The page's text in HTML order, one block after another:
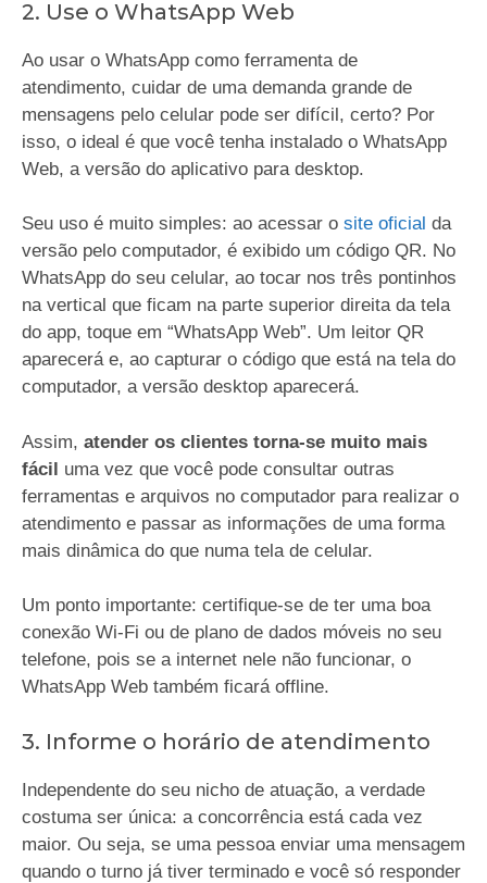
2. Use o WhatsApp Web
Ao usar o WhatsApp como ferramenta de
atendimento, cuidar de uma demanda grande de
mensagens pelo celular pode ser difícil, certo? Por
isso, o ideal é que você tenha instalado o WhatsApp
Web, a versão do aplicativo para desktop.
Seu uso é muito simples: ao acessar o site oficial da
versão pelo computador, é exibido um código QR. No
WhatsApp do seu celular, ao tocar nos três pontinhos
na vertical que ficam na parte superior direita da tela
do app, toque em “WhatsApp Web”. Um leitor QR
aparecerá e, ao capturar o código que está na tela do
computador, a versão desktop aparecerá.
Assim, atender os clientes torna-se muito mais
fácil uma vez que você pode consultar outras
ferramentas e arquivos no computador para realizar o
atendimento e passar as informações de uma forma
mais dinâmica do que numa tela de celular.
Um ponto importante: certifique-se de ter uma boa
conexão Wi-Fi ou de plano de dados móveis no seu
telefone, pois se a internet nele não funcionar, o
WhatsApp Web também ficará offline.
3. Informe o horário de atendimento
Independente do seu nicho de atuação, a verdade
costuma ser única: a concorrência está cada vez
maior. Ou seja, se uma pessoa enviar uma mensagem
quando o turno já tiver terminado e você só responder